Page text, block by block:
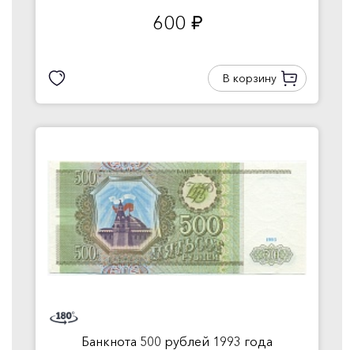
600 руб.
В корзину
Банкнота 500 рублей 1993 года